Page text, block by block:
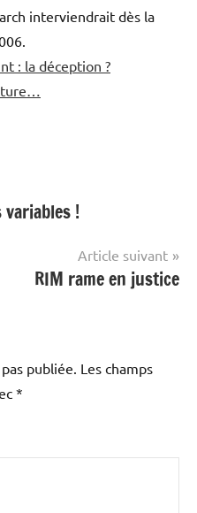
interviendrait dès la
: la déception ?
variables !
Article suivant
RIM rame en justice
publiée. Les champs
*